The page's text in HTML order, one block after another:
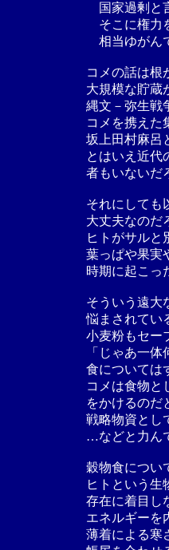
国家過剰と
そこに権力
相当ゆがん
コメの話は根
大規模な貯蔵
縄文－弥生戦
コメを携えた
坂上田村麻呂
とはいえ近代
者もいないだ
それにしても
大丈夫なのだ
ヒトがサルと
葉っぱや果実
時期に起こっ
そういう遠大
悩まされてい
小麦粉もセー
「じゃあ一
食については
コメは食物と
をかけるのだ
戦略物資とし
…などと力ん
穀物食につい
ヒトという生
存在に着目し
エネルギーを
薄着による寒